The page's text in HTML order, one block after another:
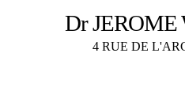
Dr
4 RUE DE